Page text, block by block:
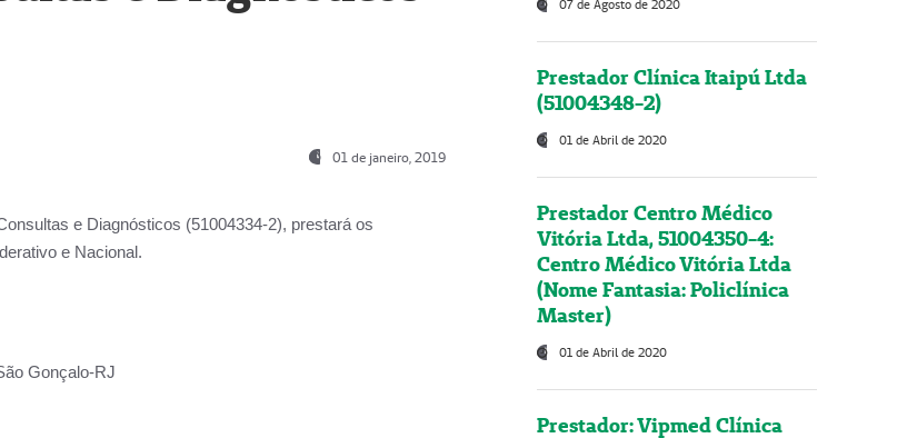
01 de janeiro, 2019
e Diagnósticos (51004334-2), prestará os
e Nacional.
Gonçalo-RJ
07 de Agosto de 2020
Prestador Clínica Itaipú Ltda
(51004348-2)
01 de Abril de 2020
Prestador Centro Médico
Vitória Ltda, 51004350-4:
Centro Médico Vitória Ltda
(Nome Fantasia: Policlínica
Master)
01 de Abril de 2020
Prestador: Vipmed Clínica